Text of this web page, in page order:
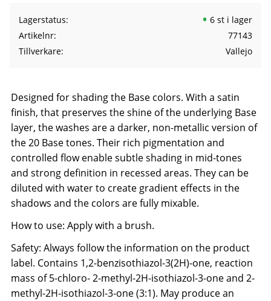
Lagerstatus
6 st i lager
Artikelnr
77143
Tillverkare
Vallejo
Designed for shading the Base colors. With a satin
finish, that preserves the shine of the underlying Base
layer, the washes are a darker, non-metallic version of
the 20 Base tones. Their rich pigmentation and
controlled flow enable subtle shading in mid-tones
and strong definition in recessed areas. They can be
diluted with water to create gradient effects in the
shadows and the colors are fully mixable.
How to use: Apply with a brush.
Safety: Always follow the information on the product
label. Contains 1,2-benzisothiazol-3(2H)-one, reaction
mass of 5-chloro- 2-methyl-2H-isothiazol-3-one and 2-
methyl-2H-isothiazol-3-one (3:1). May produce an